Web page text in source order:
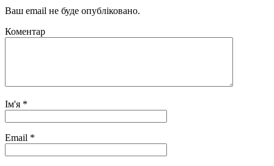
Ваш email не буде опубліковано.
Коментар
Ім'я *
Email *